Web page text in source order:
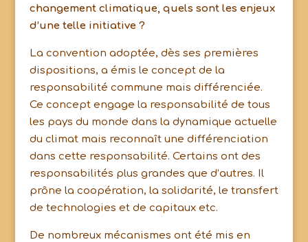
changement climatique, quels sont les enjeux
d’une telle initiative ?
La convention adoptée, dès ses premières
dispositions, a émis le concept de la
responsabilité commune mais différenciée.
Ce concept engage la responsabilité de tous
les pays du monde dans la dynamique actuelle
du climat mais reconnaît une différenciation
dans cette responsabilité. Certains ont des
responsabilités plus grandes que d’autres. Il
prône la coopération, la solidarité, le transfert
de technologies et de capitaux etc.
De nombreux mécanismes ont été mis en